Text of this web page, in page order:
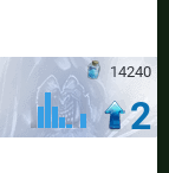
14240
2